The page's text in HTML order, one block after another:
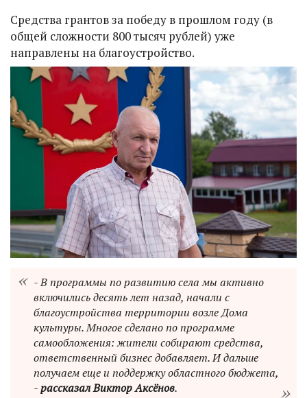
Средства грантов за победу в прошлом году (в
общей сложности 800 тысяч рублей) уже
направлены на благоустройство.
- В программы по развитию села мы активно
включились десять лет назад, начали с
благоустройства территории возле Дома
культуры. Многое сделано по программе
самообложения: жители собирают средства,
ответственный бизнес добавляет. И дальше
получаем еще и поддержку областного бюджета,
-рассказал Виктор Аксёнов.